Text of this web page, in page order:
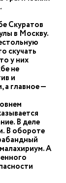
Скуратов
в Москву.
скучать
у них
не
и
а главное —
В деле
В обороте
А